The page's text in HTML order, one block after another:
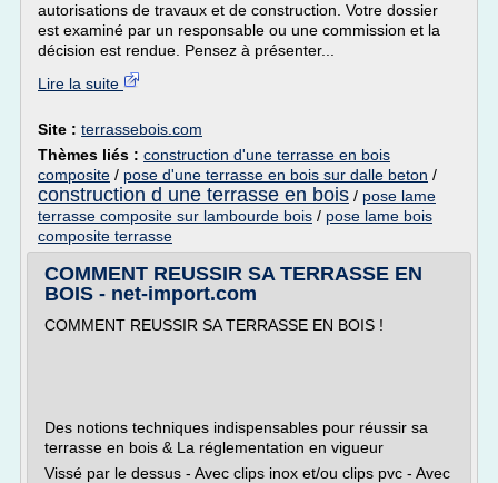
autorisations de travaux et de construction. Votre dossier
est examiné par un responsable ou une commission et la
décision est rendue. Pensez à présenter...
Lire la suite
Site : terrassebois.com
Thèmes liés : construction d'une terrasse en bois
composite / pose d'une terrasse en bois sur dalle beton /
construction d une terrasse en bois / pose lame
terrasse composite sur lambourde bois / pose lame bois
composite terrasse
COMMENT REUSSIR SA TERRASSE EN
BOIS - net-import.com
COMMENT REUSSIR SA TERRASSE EN BOIS !
Des notions techniques indispensables pour réussir sa
terrasse en bois & La réglementation en vigueur
Vissé par le dessus - Avec clips inox et/ou clips pvc - Avec